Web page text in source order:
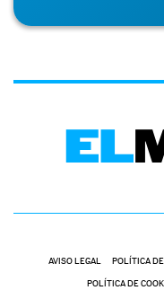
AVISO LEGAL POLÍTICA
POLÍTICA DE